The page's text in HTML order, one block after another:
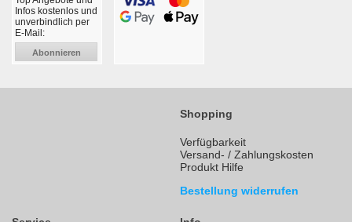
Infos kostenlos und
unverbindlich per
E-Mail:
Abonnieren
Shopping
Verfügbarkeit
Versand- / Zahlungskosten
Produkt Hilfe
Bestellung widerrufen